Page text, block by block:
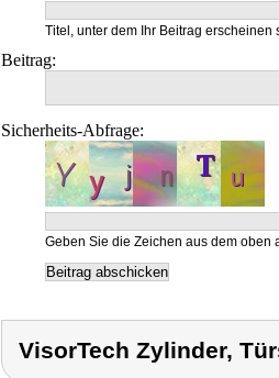
Titel, unter dem Ihr Beitrag erscheinen
Beitrag:
Sicherheits-Abfrage:
Geben Sie die Zeichen aus dem oben
VisorTech Zylinder,